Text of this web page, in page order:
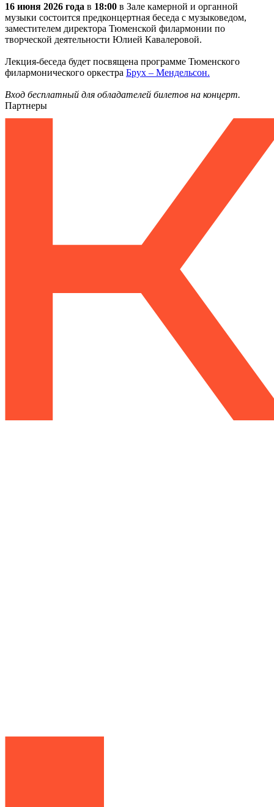
16 июня 2026 года в 18:00 в Зале камерной и органной
музыки состоится предконцертная беседа с музыковедом,
заместителем директора Тюменской филармонии по
творческой деятельности Юлией Кавалеровой.
Лекция-беседа будет посвящена программе Тюменского
филармонического оркестра Брух – Мендельсон.
Вход бесплатный для обладателей билетов на концерт.
Партнеры